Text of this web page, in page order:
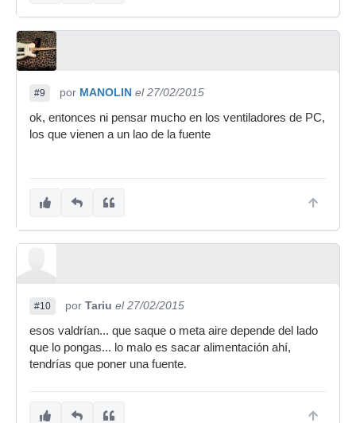
#9 por MANOLIN el 27/02/2015
ok, entonces ni pensar mucho en los ventiladores de PC,
los que vienen a un lao de la fuente
#10 por Tariu el 27/02/2015
esos valdrían... que saque o meta aire depende del lado
que lo pongas... lo malo es sacar alimentación ahí,
tendrías que poner una fuente.